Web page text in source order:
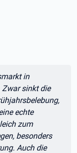
in
Zwar sinkt die
echte
zum
besonders
Auch die